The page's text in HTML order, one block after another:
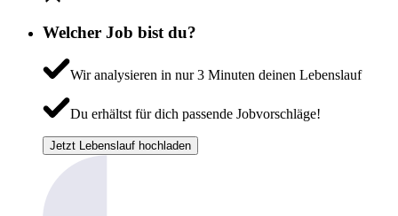
Welcher Job bist du?
Wir analysieren in nur 3 Minuten deinen Lebenslauf
Du erhältst für dich passende Jobvorschläge!
Jetzt Lebenslauf hochladen